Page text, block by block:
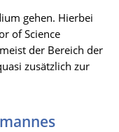
gehen. Hierbei
of Science
der Bereich der
zusätzlich zur